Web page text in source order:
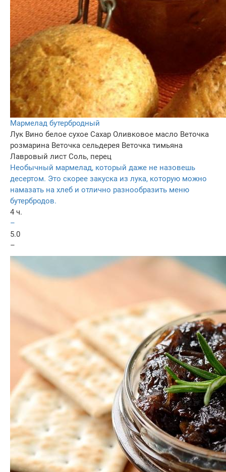
Мармелад бутербродный
Лук Вино белое сухое Сахар Оливковое масло Веточка
розмарина Веточка сельдерея Веточка тимьяна
Лавровый лист Соль, перец
Необычный мармелад, который даже не назовешь
десертом. Это скорее закуска из лука, которую можно
намазать на хлеб и отлично разнообразить меню
бутербродов.
4 ч.
–
5.0
–